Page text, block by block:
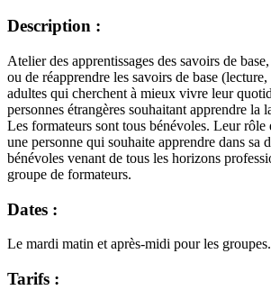
Description :
Atelier des apprentissages des savoirs de
ou de réapprendre les savoirs de base
adultes qui cherchent à mieux vivre leur
personnes étrangères souhaitant apprendre la
Les formateurs sont tous bénévoles. Leur rôle
une personne qui souhaite apprendre dans sa
bénévoles venant de tous les horizons
groupe de formateurs.
Dates :
Le mardi matin et après-midi pour les groupes.
Tarifs :